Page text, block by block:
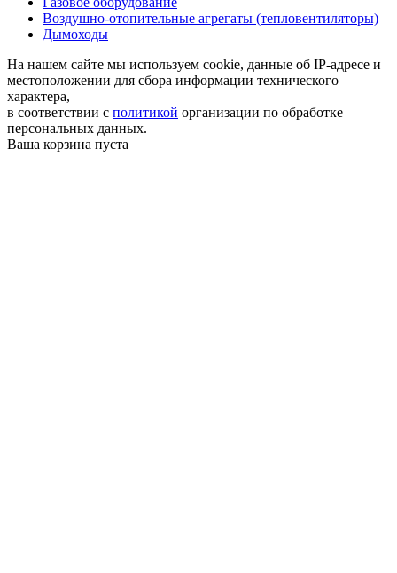
Воздушно-отопительные агрегаты (тепловентиляторы)
Дымоходы
На нашем сайте мы используем cookie, данные об IP-адресе и
местоположении для сбора информации технического
характера,
в соответствии с политикой организации по обработке
персональных данных.
Ваша корзина пуста